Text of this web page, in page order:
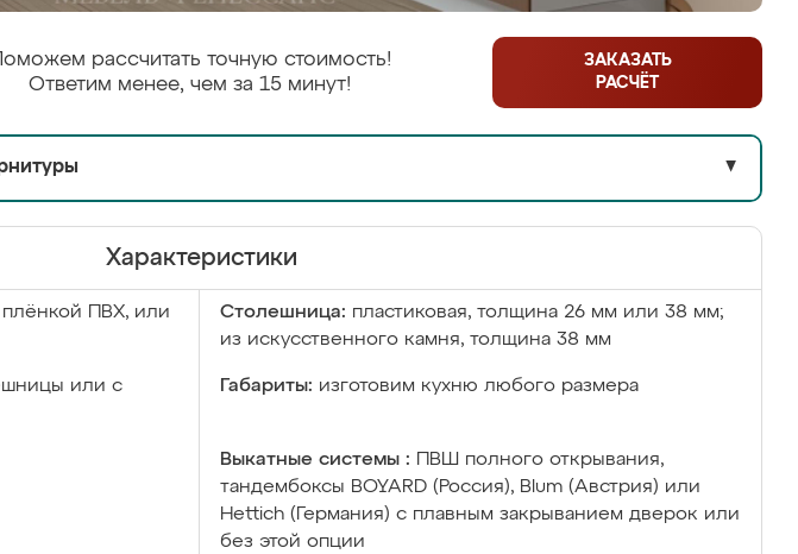
рассчитать точную стоимость!
Ответим менее, чем за 15 минут!
ЗАКАЗАТЬ
РАСЧЁТ
▼
Характеристики
ПВХ, или
Столешница: пластиковая, толщина 26 мм или 38 мм;
из искусственного камня, толщина 38 мм
или с
Габариты: изготовим кухню любого размера
Выкатные системы :
ПВШ полного открывания,
тандембоксы BOYARD (Россия), Blum (Австрия) или
Hettich (Германия) с плавным закрыванием дверок или
без этой опции